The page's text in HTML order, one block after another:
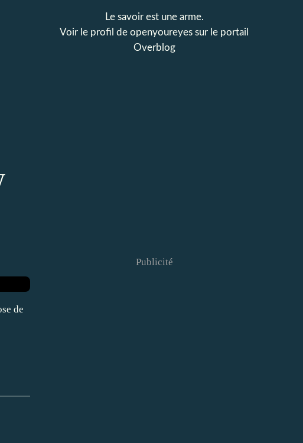
de
Le savoir est une arme.
Voir le profil de openyoureyes sur le portail
Overblog
Publicité